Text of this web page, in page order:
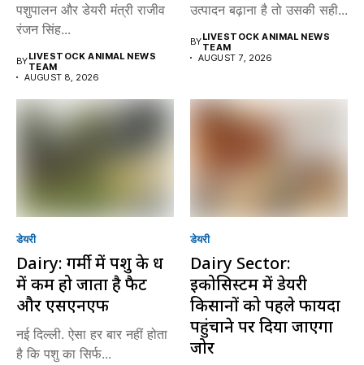
पशुपालन और डेयरी मंत्री राजीव
रंजन सिंह...
BYLIVESTOCK ANIMAL NEWS
TEAM
AUGUST 8, 2026
उत्पादन बढ़ाना है तो उसकी सही...
BYLIVESTOCK ANIMAL NEWS
TEAM
AUGUST 7, 2026
डेयरी
Dairy: गर्मी में पशु के दूध
में कम हो जाता है फैट
और एसएनएफ
नई दिल्ली. ऐसा हर बार नहीं होता
है कि पशु का सिर्फ...
डेयरी
Dairy Sector:
इकोसिस्टम में डेयरी
किसानों को पहले फायदा
पहुंचाने पर दिया जाएगा
जोर